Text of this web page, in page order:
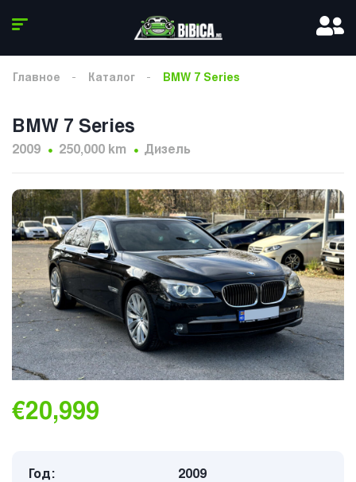
Главное Каталог BMW 7 Series
BMW 7 Series
2009 250,000 km Дизель
€20,999
Год:
2009